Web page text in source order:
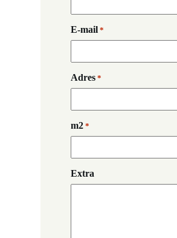
E-mail *
Adres *
m2 *
Extra